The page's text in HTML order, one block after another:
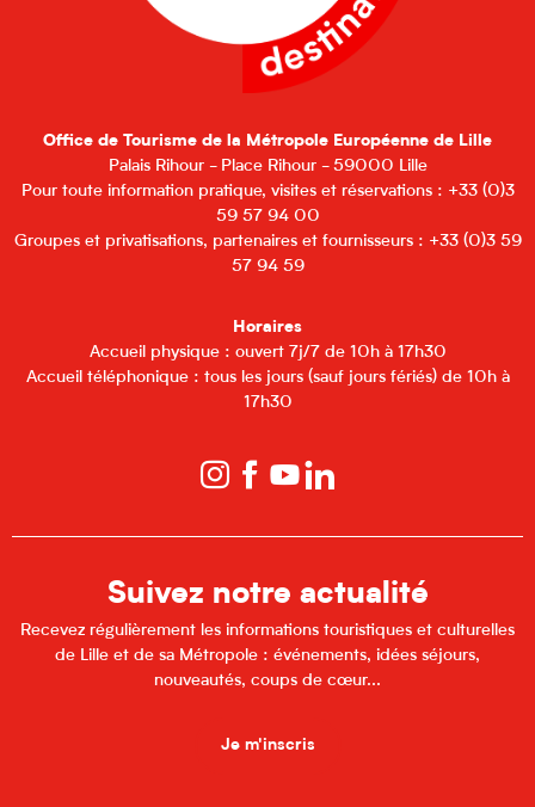
Office de Tourisme de la Métropole Européenne de Lille
Palais Rihour - Place Rihour - 59000 Lille
Pour toute information pratique, visites et réservations : +33 (0)3
59 57 94 00
Groupes et privatisations, partenaires et fournisseurs : +33 (0)3 59
57 94 59
Horaires
Accueil physique : ouvert 7j/7 de 10h à 17h30
Accueil téléphonique : tous les jours (sauf jours fériés) de 10h à
17h30
Suivez notre actualité
Recevez régulièrement les informations touristiques et culturelles
de Lille et de sa Métropole : événements, idées séjours,
nouveautés, coups de cœur...
Je m'inscris